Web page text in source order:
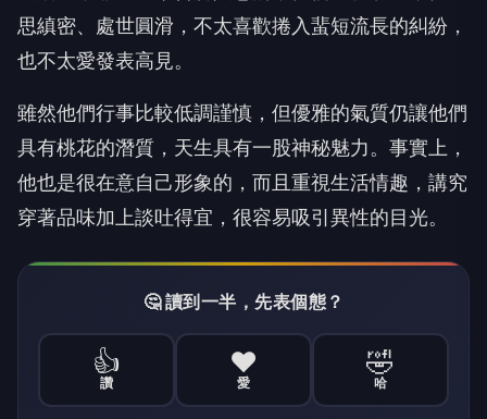
思縝密、處世圓滑，不太喜歡捲入蜚短流長的糾紛，
也不太愛發表高見。
雖然他們行事比較低調謹慎，但優雅的氣質仍讓他們
具有桃花的潛質，天生具有一股神秘魅力。事實上，
他也是很在意自己形象的，而且重視生活情趣，講究
穿著品味加上談吐得宜，很容易吸引異性的目光。
🤔 讀到一半，先表個態？
👍
讚
❤️
愛
🤣
哈